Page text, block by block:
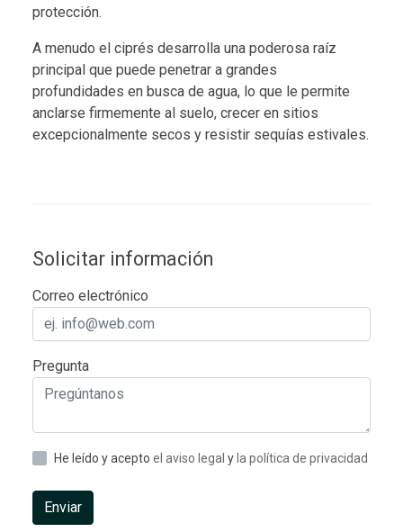
protección.
A menudo el ciprés desarrolla una poderosa raíz
principal que puede penetrar a grandes
profundidades en busca de agua, lo que le permite
anclarse firmemente al suelo, crecer en sitios
excepcionalmente secos y resistir sequías estivales.
Solicitar información
Correo electrónico
Pregunta
He leído y acepto el aviso legal y la política de privacidad
Enviar